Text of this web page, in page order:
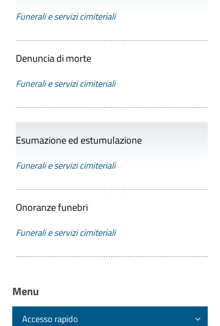
Funerali e servizi cimiteriali
Denuncia di morte
Funerali e servizi cimiteriali
Esumazione ed estumulazione
Funerali e servizi cimiteriali
Onoranze funebri
Funerali e servizi cimiteriali
Menu
Accesso rapido